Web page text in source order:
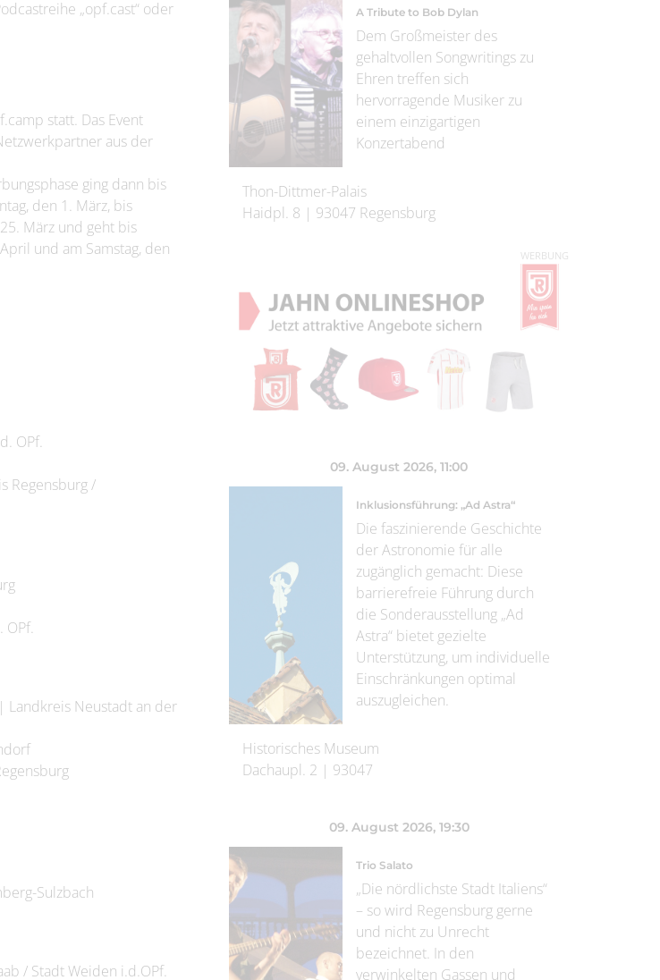
„opf.cast“ oder
statt. Das Event
aus der
ging dann bis
den 1. März, bis
März und geht bis
und am Samstag, den
OPf.
Regensburg /
OPf.
Landkreis Neustadt an der
Sulzbach
/ Stadt Weiden i.d.OPf.
A Tribute to Bob Dylan
Dem Großmeister des
gehaltvollen Songwritings zu
Ehren treffen sich
hervorragende Musiker zu
einem einzigartigen
Konzertabend
Thon-Dittmer-Palais
Haidpl. 8 | 93047 Regensburg
WERBUNG
09. August 2026, 11:00
Inklusionsführung: „Ad Astra“
Die faszinierende Geschichte
der Astronomie für alle
zugänglich gemacht: Diese
barrierefreie Führung durch
die Sonderausstellung „Ad
Astra“ bietet gezielte
Unterstützung, um individuelle
Einschränkungen optimal
auszugleichen.
Historisches Museum
Dachaupl. 2 | 93047
09. August 2026, 19:30
Trio Salato
„Die nördlichste Stadt Italiens“
– so wird Regensburg gerne
und nicht zu Unrecht
bezeichnet. In den
verwinkelten Gassen und